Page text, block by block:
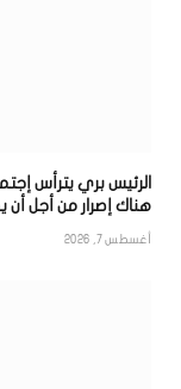
الرئيس بري يترأس
هناك إصرار من أجل أن
أغسطس 7, 2026